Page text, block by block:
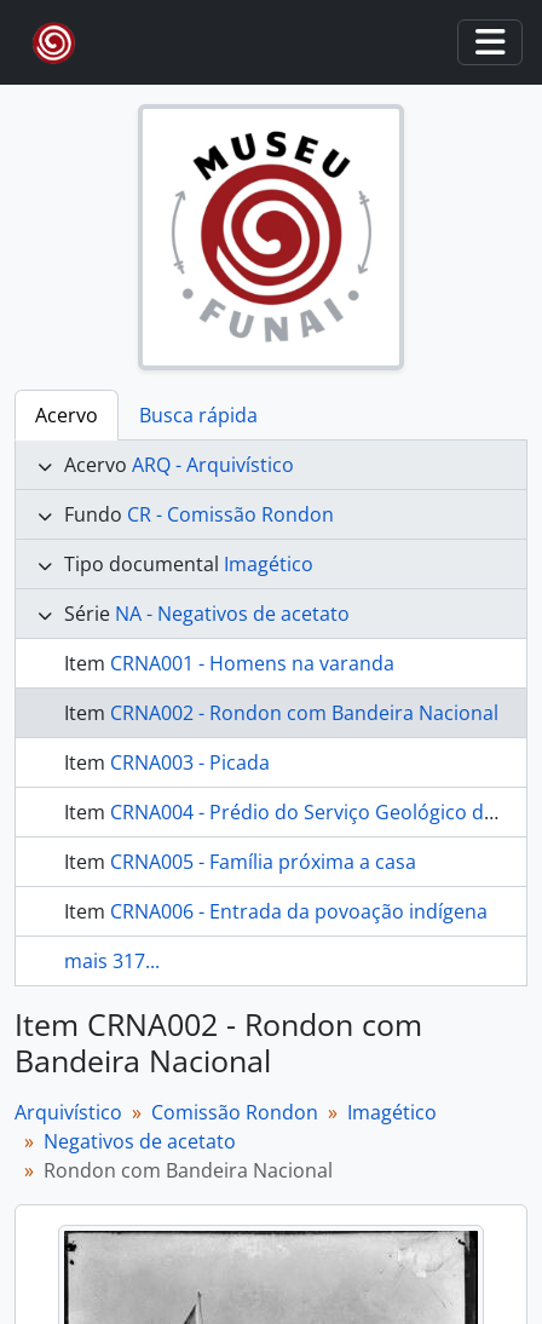
Skip to main content
Acervo
Busca rápida
Acervo ARQ - Arquivístico
Fundo CR - Comissão Rondon
Tipo documental Imagético
Série NA - Negativos de acetato
Item CRNA001 - Homens na varanda
Item CRNA002 - Rondon com Bandeira Nacional
Item CRNA003 - Picada
Item CRNA004 - Prédio do Serviço Geológico do Brasil
Item CRNA005 - Família próxima a casa
Item CRNA006 - Entrada da povoação indígena
mais 317...
Item CRNA002 - Rondon com
Bandeira Nacional
Arquivístico Comissão Rondon
Imagético
Negativos de acetato
Rondon com Bandeira Nacional